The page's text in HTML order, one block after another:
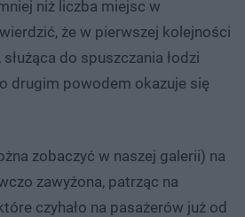
niż liczba miejsc w
że w pierwszej kolejności
do spuszczania łodzi
drugim powodem okazuje się
zobaczyć w naszej galerii) na
zawyżona, patrząc na
czyhało na pasażerów już od